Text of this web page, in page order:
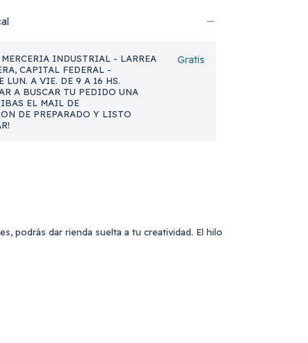
INDUSTRIAL - LARREA
CAPITAL FEDERAL -
LUN. A VIE. DE 9 A 16 HS.
A BUSCAR TU PEDIDO UNA
EL MAIL DE
DE PREPARADO Y LISTO
Gratis
podrás dar rienda suelta a tu creatividad. El hilo